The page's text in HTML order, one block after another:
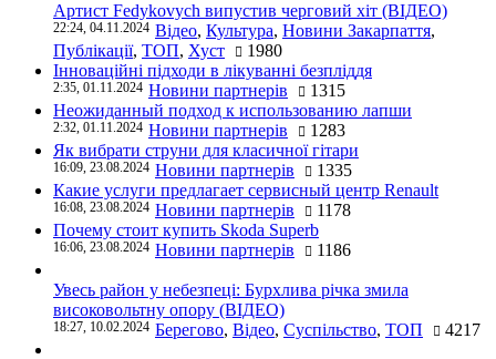
Артист Fedykovych випустив черговий хіт (ВІДЕО)
22:24, 04.11.2024 Відео, Культура, Новини Закарпаття,
Публікації, ТОП, Хуст
1980
Інноваційні підходи в лікуванні безпліддя
2:35, 01.11.2024 Новини партнерів
1315
Неожиданный подход к использованию лапши
2:32, 01.11.2024 Новини партнерів
1283
Як вибрати струни для класичної гітари
16:09, 23.08.2024 Новини партнерів
1335
Какие услуги предлагает сервисный центр Renault
16:08, 23.08.2024 Новини партнерів
1178
Почему стоит купить Skoda Superb
16:06, 23.08.2024 Новини партнерів 1186
Увесь район у небезпеці: Бурхлива річка змила
високовольтну опору (ВІДЕО)
18:27, 10.02.2024 Берегово, Відео, Суспільство, ТОП 4217